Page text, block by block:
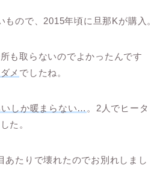
もので、2015年頃に旦那Kが購入。
も取らないのでよかったんです
メ でしたね。
しか暖まらない… 。2人でヒータ
た。
あたりで壊れたのでお別れしまし